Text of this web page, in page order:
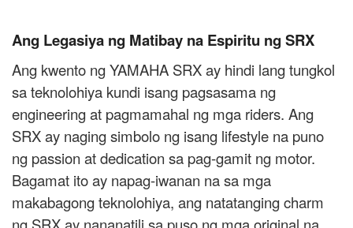
Ang Legasiya ng Matibay na Espiritu ng SRX
Ang kwento ng YAMAHA SRX ay hindi lang tungkol
sa teknolohiya kundi isang pagsasama ng
engineering at pagmamahal ng mga riders. Ang
SRX ay naging simbolo ng isang lifestyle na puno
ng passion at dedication sa pag-gamit ng motor.
Bagamat ito ay napag-iwanan na sa mga
makabagong teknolohiya, ang natatanging charm
ng SRX ay nananatili sa puso ng mga original na